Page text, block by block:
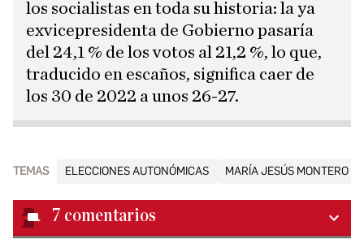
los socialistas en toda su historia: la ya
exvicepresidenta de Gobierno pasaría
del 24,1 % de los votos al 21,2 %, lo que,
traducido en escaños, significa caer de
los 30 de 2022 a unos 26-27.
TEMAS ELECCIONES AUTONÓMICAS MARÍA JESÚS MONTERO
7 comentarios